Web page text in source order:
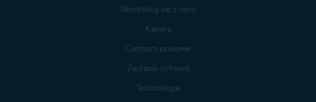
Skontaktuj się z nami
Kariera
Centrum prasowe
Zaufanie cyfrowe
Technologia